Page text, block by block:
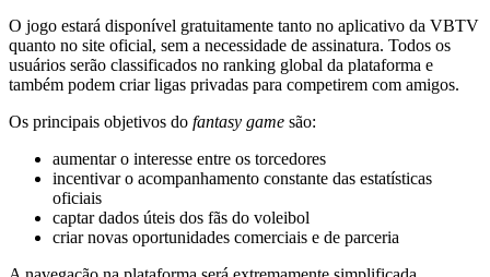
O jogo estará disponível gratuitamente tanto no aplicativo da VBTV
quanto no site oficial, sem a necessidade de assinatura. Todos os
usuários serão classificados no ranking global da plataforma e
também podem criar ligas privadas para competirem com amigos.
Os principais objetivos do fantasy game são:
aumentar o interesse entre os torcedores
incentivar o acompanhamento constante das estatísticas
oficiais
captar dados úteis dos fãs do voleibol
criar novas oportunidades comerciais e de parceria